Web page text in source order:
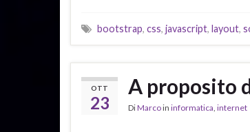
bootstrap, css, javascript, layout,
OTT
23
A proposito
DiMarcoin informatica, internet